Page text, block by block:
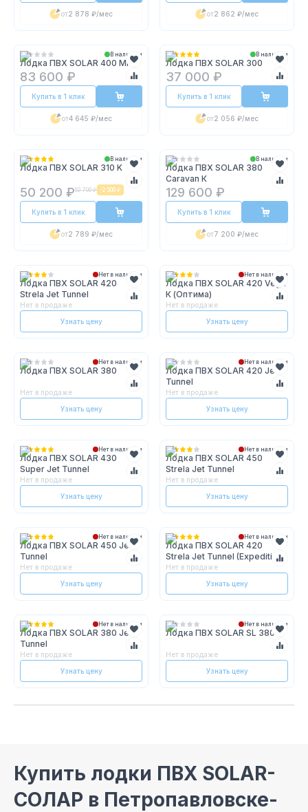
от2 878 ₽/мес от2 862 ₽/мес
В наличии
Лодка ПВХ SOLAR 400 MК
83 600 ₽
Купить в 1 клик
от4 645 ₽/мес
В наличии
Лодка ПВХ SOLAR 300
37 000 ₽
Купить в 1 клик
от2 056 ₽/мес
В наличии
Лодка ПВХ SOLAR 310 K
50 200 ₽52 700 ₽ -2 500 ₽
Купить в 1 клик
от2 789 ₽/мес
В наличии
Лодка ПВХ SOLAR 380
Caravan К
129 600 ₽
Купить в 1 клик
от7 200 ₽/мес
Нет в наличии
Лодка ПВХ SOLAR 420
Strela Jet Tunnel
Нет в продаже
Узнать цену
Нет в наличии
Лодка ПВХ SOLAR 420 Vega
К (Оптима)
Нет в продаже
Узнать цену
Нет в наличии
Лодка ПВХ SOLAR 380
Нет в продаже
Узнать цену
Нет в наличии
Лодка ПВХ SOLAR 420 Jet
Tunnel
Нет в продаже
Узнать цену
Нет в наличии
Лодка ПВХ SOLAR 430
Super Jet Tunnel
Нет в продаже
Узнать цену
Нет в наличии
Лодка ПВХ SOLAR 450
Strela Jet Tunnel
Нет в продаже
Узнать цену
Нет в наличии
Лодка ПВХ SOLAR 450 Jet
Tunnel
Нет в продаже
Узнать цену
Нет в наличии
Лодка ПВХ SOLAR 420
Strela Jet Tunnel (Expedition)
Нет в продаже
Узнать цену
Нет в наличии
Лодка ПВХ SOLAR 380 Jet
Tunnel
Нет в продаже
Узнать цену
Нет в наличии
Лодка ПВХ SOLAR SL 380
Нет в продаже
Узнать цену
Купить лодки ПВХ SOLAR-
СОЛАР в Петропавловске-